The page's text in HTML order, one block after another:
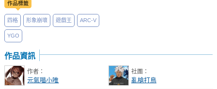
作品標籤
四格 形象崩壞 遊戲王 ARC-V
YGO
作品資訊
作者：
元氣喵小唯
社團：
亂槍打鳥